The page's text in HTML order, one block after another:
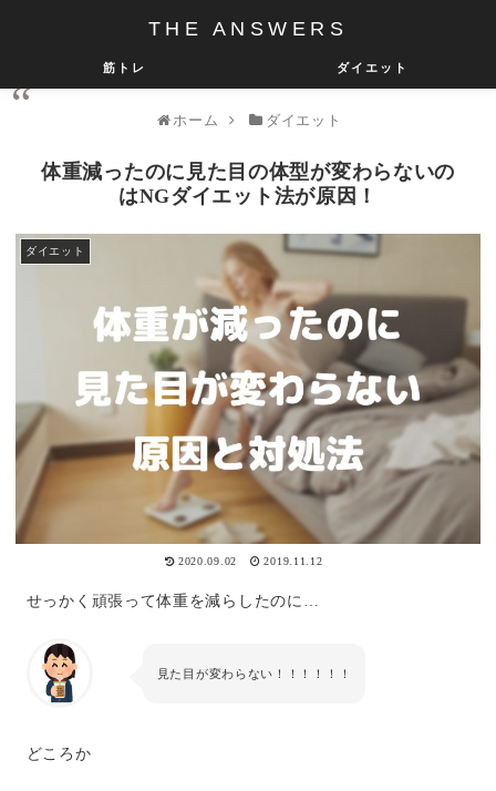
THE ANSWERS
筋トレ ダイエット
ホーム ダイエット
体重減ったのに見た目の体型が変わらないの
はNGダイエット法が原因！
ダイエット
2020.09.02 2019.11.12
せっかく頑張って体重を減らしたのに…
見た目が変わらない！！！！！！
どころか